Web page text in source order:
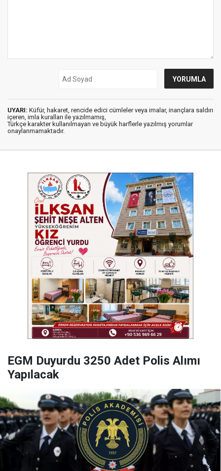
UYARI: Küfür, hakaret, rencide edici cümleler veya imalar, inançlara saldırı
içeren, imla kuralları ile yazılmamış,
Türkçe karakter kullanılmayan ve büyük harflerle yazılmış yorumlar
onaylanmamaktadır.
EGM Duyurdu 3250 Adet Polis Alımı
Yapılacak